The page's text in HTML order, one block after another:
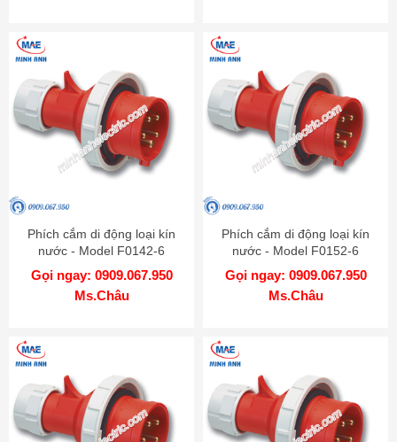
Phích cắm di động loại kín
nước - Model F0142-6
Gọi ngay: 0909.067.950
Ms.Châu
Phích cắm di động loại kín
nước - Model F0152-6
Gọi ngay: 0909.067.950
Ms.Châu